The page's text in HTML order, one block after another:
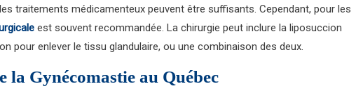
traitements médicamenteux peuvent être suffisants. Cependant, pour les
est souvent recommandée. La chirurgie peut inclure la liposuccion
pour enlever le tissu glandulaire, ou une combinaison des deux.
la Gynécomastie au Québec